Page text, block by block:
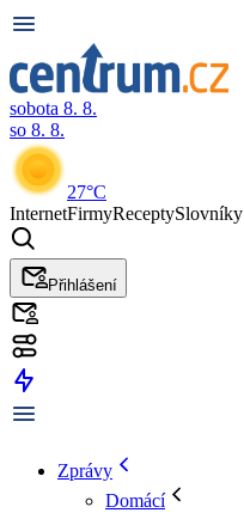
sobota 8. 8.
so 8. 8.
27°C
InternetFirmyReceptySlovníky
Přihlášení
Zprávy
Domácí